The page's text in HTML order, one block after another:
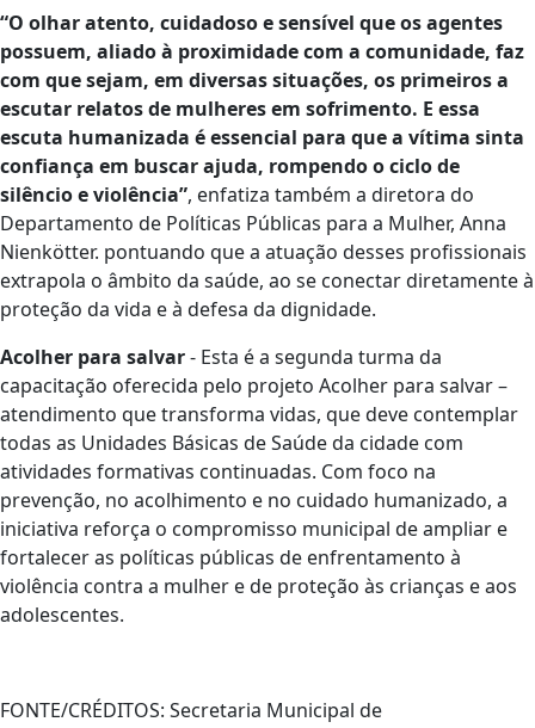
“O olhar atento, cuidadoso e sensível que os agentes
possuem, aliado à proximidade com a comunidade, faz
com que sejam, em diversas situações, os primeiros a
escutar relatos de mulheres em sofrimento. E essa
escuta humanizada é essencial para que a vítima sinta
confiança em buscar ajuda, rompendo o ciclo de
silêncio e violência”, enfatiza também a diretora do
Departamento de Políticas Públicas para a Mulher, Anna
Nienkötter. pontuando que a atuação desses profissionais
extrapola o âmbito da saúde, ao se conectar diretamente à
proteção da vida e à defesa da dignidade.
Acolher para salvar- Esta é a segunda turma da
capacitação oferecida pelo projeto Acolher para salvar –
atendimento que transforma vidas, que deve contemplar
todas as Unidades Básicas de Saúde da cidade com
atividades formativas continuadas. Com foco na
prevenção, no acolhimento e no cuidado humanizado, a
iniciativa reforça o compromisso municipal de ampliar e
fortalecer as políticas públicas de enfrentamento à
violência contra a mulher e de proteção às crianças e aos
adolescentes.
FONTE/CRÉDITOS: Secretaria Municipal de